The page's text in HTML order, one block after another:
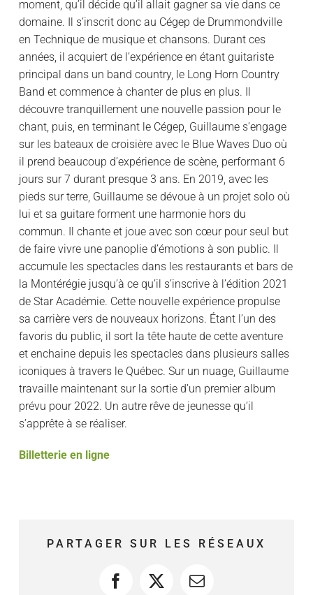
moment, qu’il décide qu’il allait gagner sa vie dans ce
domaine. Il s’inscrit donc au Cégep de Drummondville
en Technique de musique et chansons. Durant ces
années, il acquiert de l’expérience en étant guitariste
principal dans un band country, le Long Horn Country
Band et commence à chanter de plus en plus. Il
découvre tranquillement une nouvelle passion pour le
chant, puis, en terminant le Cégep, Guillaume s’engage
sur les bateaux de croisière avec le Blue Waves Duo où
il prend beaucoup d’expérience de scène, performant 6
jours sur 7 durant presque 3 ans. En 2019, avec les
pieds sur terre, Guillaume se dévoue à un projet solo où
lui et sa guitare forment une harmonie hors du
commun. Il chante et joue avec son cœur pour seul but
de faire vivre une panoplie d’émotions à son public. Il
accumule les spectacles dans les restaurants et bars de
la Montérégie jusqu’à ce qu’il s’inscrive à l’édition 2021
de Star Académie. Cette nouvelle expérience propulse
sa carrière vers de nouveaux horizons. Étant l’un des
favoris du public, il sort la tête haute de cette aventure
et enchaine depuis les spectacles dans plusieurs salles
iconiques à travers le Québec. Sur un nuage, Guillaume
travaille maintenant sur la sortie d’un premier album
prévu pour 2022. Un autre rêve de jeunesse qu’il
s’apprête à se réaliser.
Billetterie en ligne
PARTAGER SUR LES RÉSEAUX
Facebook
X Courriel